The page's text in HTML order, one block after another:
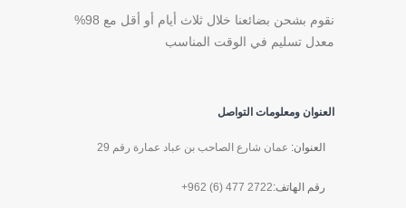
نقوم بشحن بضائعنا خلال ثلاث أيام أو أقل مع 98%
معدل تسليم في الوقت المناسب
العنوان ومعلومات التواصل
العنوان: عمان شارع الصاحب بن عباد عمارة رقم 29
رقم الهاتف:+962 (6) 477 2722